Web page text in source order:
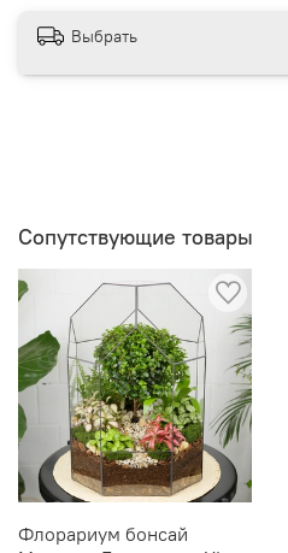
Выбрать
Сопутствующие товары
Флорариум бонсай